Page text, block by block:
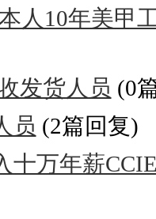
人10年美甲
发货人员 (0
员 (2篇回复)
十万年薪